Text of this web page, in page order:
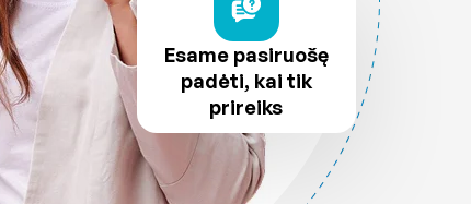
Esame pasiruošę
padėti, kai tik
prireiks